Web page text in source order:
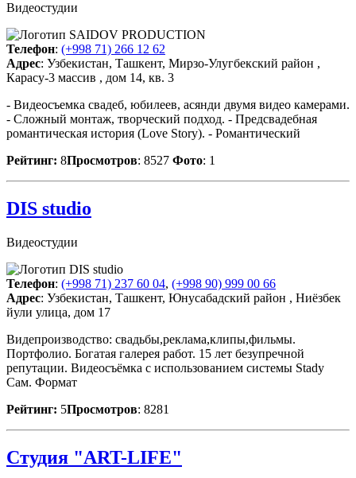
Видеостудии
Телефон: (+998 71) 266 12 62
Адрес: Узбекистан, Ташкент, Мирзо-Улугбекский район ,
Карасу-3 массив , дом 14, кв. 3
- Видеосъемка свадеб, юбилеев, асянди двумя видео камерами.
- Сложный монтаж, творческий подход. - Предсвадебная
романтическая история (Love Story). - Романтический
Рейтинг: 8Просмотров: 8527 Фото: 1
DIS studio
Видеостудии
Телефон: (+998 71) 237 60 04, (+998 90) 999 00 66
Адрес: Узбекистан, Ташкент, Юнусабадский район , Ниёзбек
йули улица, дом 17
Видепроизводство: свадьбы,реклама,клипы,фильмы.
Портфолио. Богатая галерея работ. 15 лет безупречной
репутации. Видеосъёмка с использованием системы Stady
Сам. Формат
Рейтинг: 5Просмотров: 8281
Студия "ART-LIFE"